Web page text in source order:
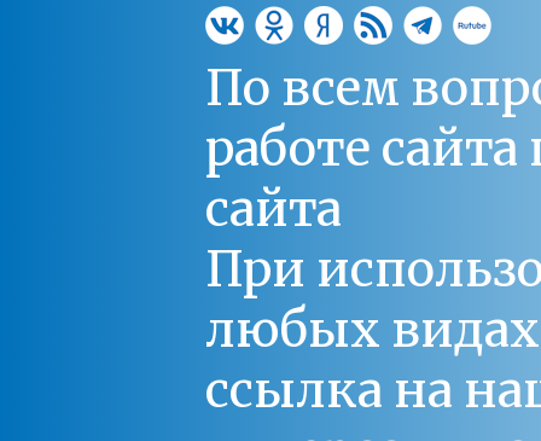
По всем
работе
сайта
При
любых
ссылка на